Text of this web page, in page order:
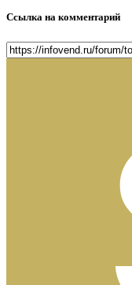
Ссылка на комментарий